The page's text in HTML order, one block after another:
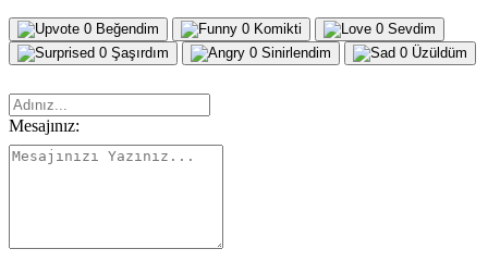
0 Beğendim 0 Komikti 0 Sevdim
0 Şaşırdım 0 Sinirlendim 0 Üzüldüm
Mesajınız: